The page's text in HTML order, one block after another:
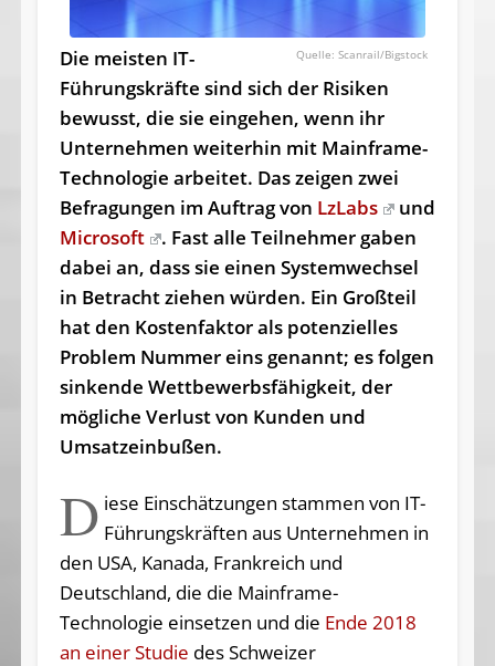
Scanrail/Bigstock
Die meisten IT-
Führungskräfte sind sich der Risiken
bewusst, die sie eingehen, wenn ihr
Unternehmen weiterhin mit Mainframe-
Technologie arbeitet. Das zeigen zwei
Befragungen im Auftrag von LzLabs
und
Microsoft
. Fast alle Teilnehmer gaben
dabei an, dass sie einen Systemwechsel
in Betracht ziehen würden. Ein Großteil
hat den Kostenfaktor als potenzielles
Problem Nummer eins genannt; es folgen
sinkende Wettbewerbsfähigkeit, der
mögliche Verlust von Kunden und
Umsatzeinbußen.
D iese Einschätzungen stammen von IT-
Führungskräften aus Unternehmen in
den USA, Kanada, Frankreich und
Deutschland, die die Mainframe-
Technologie einsetzen und die Ende 2018
an einer Studie des Schweizer